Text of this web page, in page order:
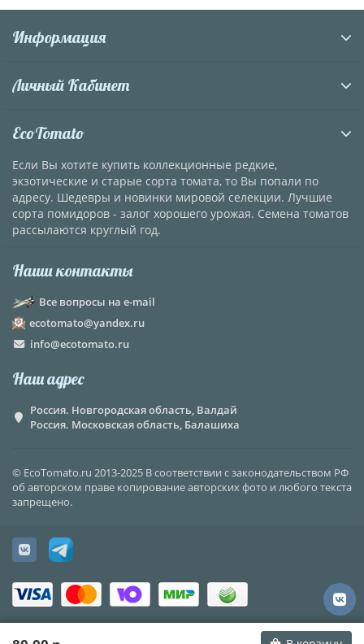
Информация
Личный Кабинет
EcoTomato
Если Вы хотите купить коллекционные редкие,
экзотические и старые сорта томата, то Вы попали по
адресу. Шедевры и новинки мировой селекции. Лучшие
сорта помидоров - залог хорошего урожая. Семена томатов
рассылаются круглый год.
Наши контакты
Все вопросы на e-mail
ecotomato@yandex.ru
info@ecotomato.ru
Наш адрес
Россия. Новгородская область, Валдай
Россия. Московская область, Балашиха
© EcoTomato.ru 2013-2025 В соответствии с законодательством РФ
об авторском праве копирование авторских фото и любого текста
запрещено.